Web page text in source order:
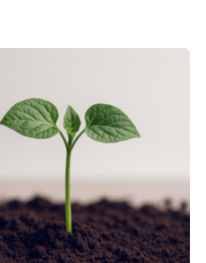
bekannte Stechmücken-
und hat sich in
erhalten. Es konnte als neue
beschrieben werden und trägt
primaevus. Dieser erste
in Bernstein
Fossilfund einer
dar, denn…